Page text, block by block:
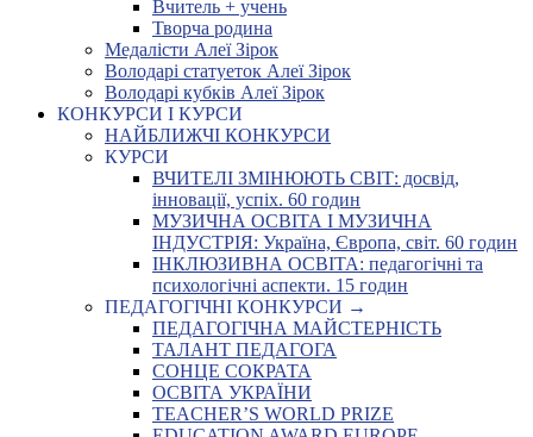
Вчитель + учень
Творча родина
Медалісти Алеї Зірок
Володарі статуеток Алеї Зірок
Володарі кубків Алеї Зірок
КОНКУРСИ І КУРСИ
НАЙБЛИЖЧІ КОНКУРСИ
КУРСИ
ВЧИТЕЛІ ЗМІНЮЮТЬ СВІТ: досвід,
інновації, успіх. 60 годин
МУЗИЧНА ОСВІТА І МУЗИЧНА
ІНДУСТРІЯ: Україна, Європа, світ. 60 годин
ІНКЛЮЗИВНА ОСВІТА: педагогічні та
психологічні аспекти. 15 годин
ПЕДАГОГІЧНІ КОНКУРСИ →
ПЕДАГОГІЧНА МАЙСТЕРНІСТЬ
ТАЛАНТ ПЕДАГОГА
СОНЦЕ СОКРАТА
ОСВІТА УКРАЇНИ
TEACHER’S WORLD PRIZE